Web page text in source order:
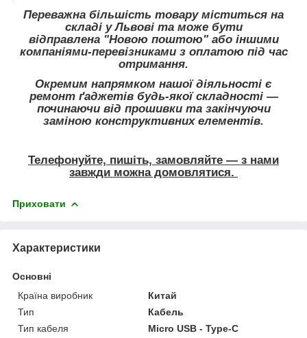
Переважна більшість товару міститься на
складі у Львові та може бути
відправлена "Новою поштою" або іншими
компаніями-перевізниками з оплатою під час
отримання.
Окремим напрямком нашої діяльності є
ремонт ґаджетів будь-якої складності —
починаючи від прошивки та закінчуючи
заміною конструктивних елементів.
Телефонуйте, пишіть, замовляйте — з нами
завжди можна домовлятися.
Приховати
Характеристики
Основні
Країна виробник
Китай
Тип
Кабель
Тип кабеля
Micro USB - Type-C